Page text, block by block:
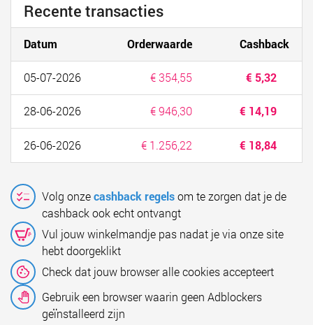
Recente transacties
Datum Orderwaarde Cashback
05-07-2026 € 354,55 € 5,32
28-06-2026 € 946,30 € 14,19
26-06-2026 € 1.256,22 € 18,84
Volg onzecashback regelsom te zorgen dat je de
cashback ook echt ontvangt
Vul jouw winkelmandje pas nadat je via onze site
hebt doorgeklikt
Check dat jouw browser alle cookies accepteert
Gebruik een browser waarin geen Adblockers
geïnstalleerd zijn